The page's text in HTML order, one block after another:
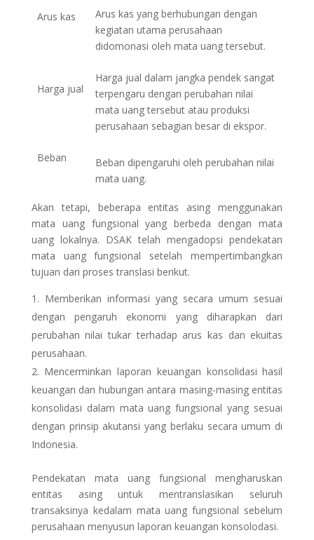
Arus kas
Arus kas yang berhubungan dengan
kegiatan utama perusahaan
didomonasi oleh mata uang tersebut.
Harga jual
Harga jual dalam jangka pendek sangat
terpengaru dengan perubahan nilai
mata uang tersebut atau produksi
perusahaan sebagian besar di ekspor.
Beban
Beban dipengaruhi oleh perubahan nilai
mata uang.
Akan tetapi, beberapa entitas asing menggunakan
mata uang fungsional yang berbeda dengan mata
uang lokalnya. DSAK telah mengadopsi pendekatan
mata uang fungsional setelah mempertimbangkan
tujuan dari proses translasi berikut.
Memberikan informasi yang secara umum sesuai
dengan pengaruh ekonomi yang diharapkan dari
perubahan nilai tukar terhadap arus kas dan ekuitas
perusahaan.
Mencerminkan laporan keuangan konsolidasi hasil
keuangan dan hubungan antara masing-masing entitas
konsolidasi dalam mata uang fungsional yang sesuai
dengan prinsip akutansi yang berlaku secara umum di
Indonesia.
Pendekatan mata uang fungsional mengharuskan
entitas asing untuk mentranslasikan seluruh
transaksinya kedalam mata uang fungsional sebelum
perusahaan menyusun laporan keuangan konsolodasi.